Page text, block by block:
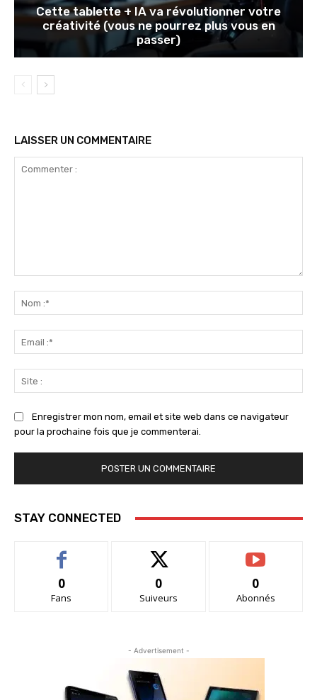
Cette tablette + IA va révolutionner votre
créativité (vous ne pourrez plus vous en
passer)
LAISSER UN COMMENTAIRE
:*
:*
:
Enregistrer mon nom, email et site web dans ce navigateur
pour la prochaine fois que je commenterai.
STAY CONNECTED
0
Fans
0
Suiveurs
0
Abonnés
- Advertisement -